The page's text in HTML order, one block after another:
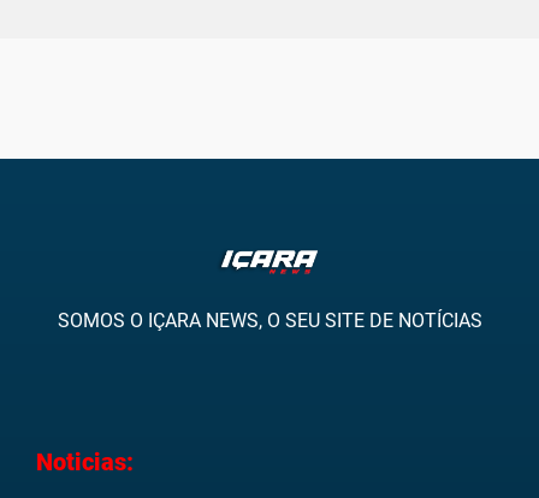
SOMOS O IÇARA NEWS, O SEU SITE DE NOTÍCIAS
Noticias: